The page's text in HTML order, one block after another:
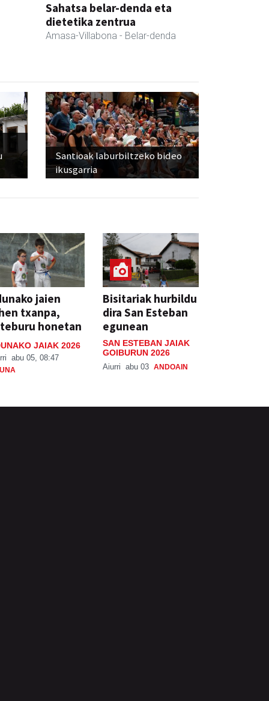
Sahatsa belar-denda eta
dietetika zentrua
Amasa-Villabona - Belar-denda
Santioak laburbiltzeko bideo
ikusgarria
jaien
txanpa,
honetan
JAIAK 2026
abu 05, 08:47
Bisitariak hurbildu
dira San Esteban
egunean
SAN ESTEBAN JAIAK
GOIBURUN 2026
Aiurri abu 03 ANDOAIN